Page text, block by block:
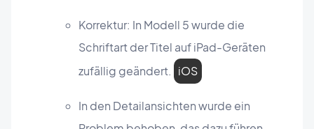
Korrektur: In Modell 5 wurde die
Schriftart der Titel auf iPad-Geräten
zufällig geändert. iOS
In den Detailansichten wurde ein